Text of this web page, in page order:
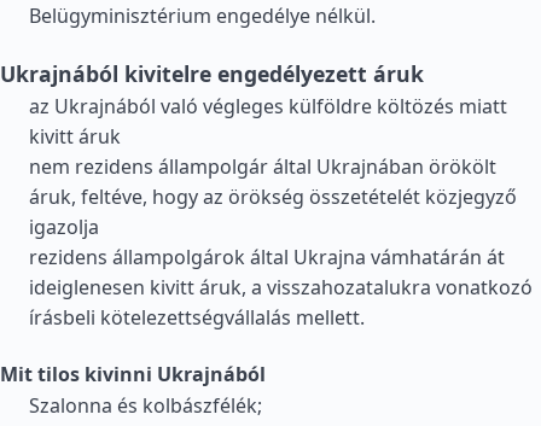
Belügyminisztérium engedélye nélkül.
Ukrajnából kivitelre engedélyezett áruk
az Ukrajnából való végleges külföldre költözés miatt
kivitt áruk
nem rezidens állampolgár által Ukrajnában örökölt
áruk, feltéve, hogy az örökség összetételét közjegyző
igazolja
rezidens állampolgárok által Ukrajna vámhatárán át
ideiglenesen kivitt áruk, a visszahozatalukra vonatkozó
írásbeli kötelezettségvállalás mellett.
Mit tilos kivinni Ukrajnából
Szalonna és kolbászfélék;